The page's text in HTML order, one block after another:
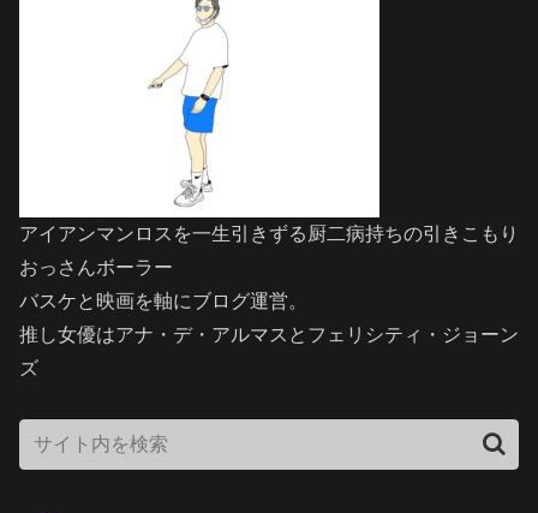
アイアンマンロスを一生引きずる厨二病持ちの引きこもり
おっさんボーラー
バスケと映画を軸にブログ運営。
推し女優はアナ・デ・アルマスとフェリシティ・ジョーン
ズ